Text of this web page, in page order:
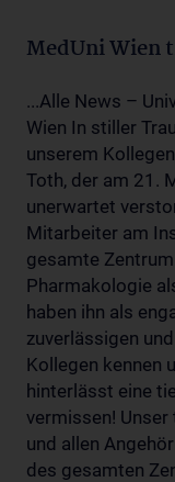
MedUni Wien
...Alle News –
Wien In stiller
unserem
Toth, der am 21.
unerwartet
Mitarbeiter am
gesamte Zentrum
Pharmakologie
haben ihn als
zuverlässigen
Kollegen kennen
hinterlässt eine
vermissen!
und allen
des gesamten